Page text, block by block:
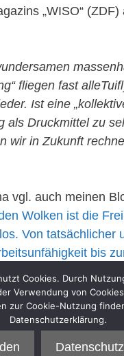
„WISO“ (ZDF)
fliegen fast
Ist eine
als Druckmittel zu
wir in Zukunft
vgl. auch meinen
Wolken ist die
Von tatsächlicher
bis
Cookies. Durch
Verwendung von
zur Cookie-Nutzung
Datenschutzerklärung.